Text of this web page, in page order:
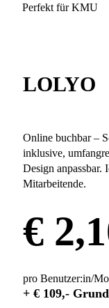
Perfekt für KMU
LOLYO
Online buchbar –
inklusive,
Design anpassbar.
Mitarbeitende.
€
pro Benutzer:in/
+ € 109,-